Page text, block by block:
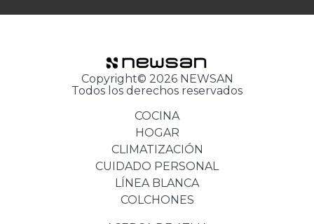
Copyright© 2026 NEWSAN
Todos los derechos reservados
COCINA
HOGAR
CLIMATIZACIÓN
CUIDADO PERSONAL
LÍNEA BLANCA
COLCHONES